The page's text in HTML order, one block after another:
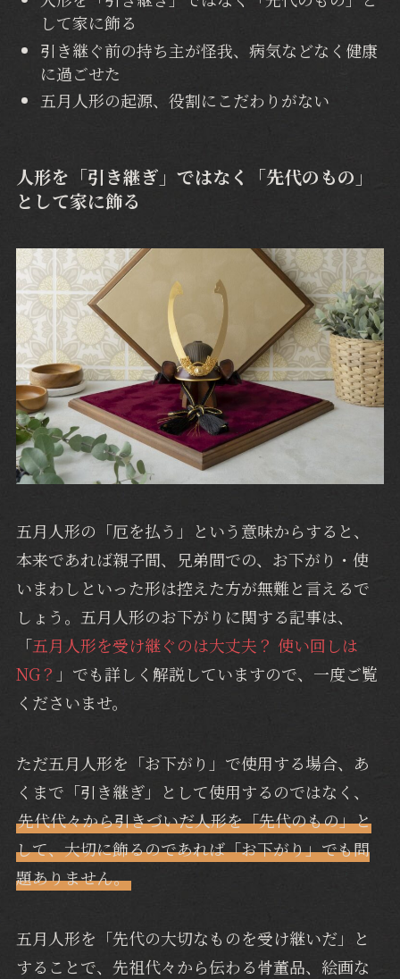
して家に飾る
引き継ぐ前の持ち主が怪我、病気などなく健康
に過ごせた
五月人形の起源、役割にこだわりがない
人形を「引き継ぎ」ではなく「先代のもの」
として家に飾る
五月人形の「厄を払う」という意味からすると、
本来であれば親子間、兄弟間での、お下がり・使
いまわしといった形は控えた方が無難と言えるで
しょう。五月人形のお下がりに関する記事は、
「五月人形を受け継ぐのは大丈夫？ 使い回しは
NG？ 」でも詳しく解説していますので、一度ご覧
くださいませ。
ただ五月人形を「お下がり」で使用する場合、あ
くまで「引き継ぎ」として使用するのではなく、
先代代々から引きづいだ人形を「先代のもの」と
して、大切に飾るのであれば「お下がり」でも問
題ありません。
五月人形を「先代の大切なものを受け継いだ」と
することで、先祖代々から伝わる骨董品、絵画な